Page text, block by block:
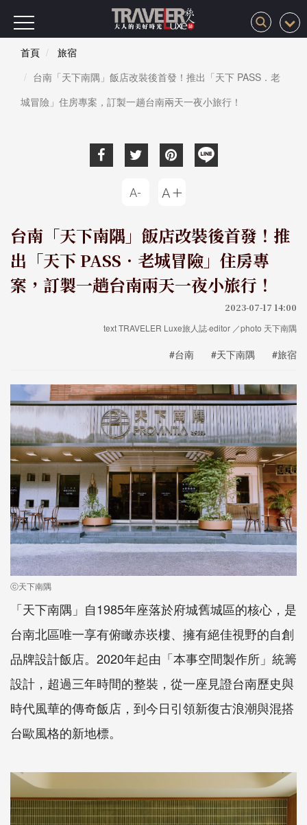
首頁
旅宿
台南「天下南隅」飯店改裝後首發！推出「天下 PASS．老
城冒險」住房專案，訂製一趟台南兩天一夜小旅行！
台南「天下南隅」飯店改裝後首發！推
出「天下 PASS．老城冒險」住房專
案，訂製一趟台南兩天一夜小旅行！
2023-07-17 14:00
text TRAVELER Luxe旅人誌·editor ／photo 天下南隅
#台南 #天下南隅 #旅宿
ⓒ天下南隅
「天下南隅」自1985年座落於府城舊城區的核心，是
台南北區唯一享有俯瞰赤崁樓、擁有絕佳視野的自創
品牌設計飯店。2020年起由「本事空間製作所」統籌
設計，超過三年時間的整裝，從一座見證台南歷史與
時代風華的傳奇飯店，到今日引領新復古浪潮與混搭
台歐風格的新地標。